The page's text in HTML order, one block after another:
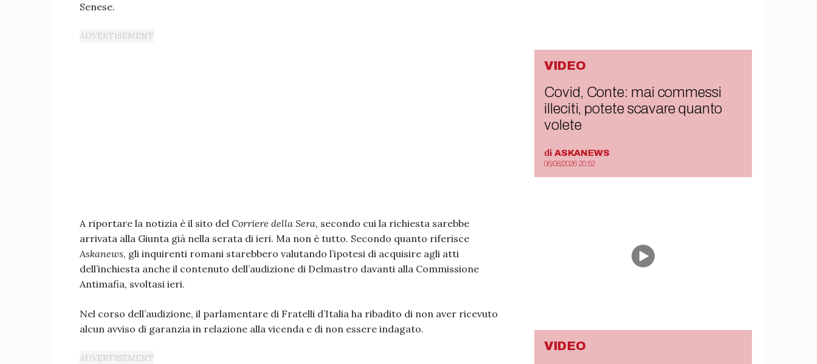
Senese.
A riportare la notizia è il sito del Corriere della Sera, secondo cui la richiesta sarebbe
arrivata alla Giunta già nella serata di ieri. Ma non è tutto. Secondo quanto riferisce
Askanews, gli inquirenti romani starebbero valutando l’ipotesi di acquisire agli atti
dell’inchiesta anche il contenuto dell’audizione di Delmastro davanti alla Commissione
Antimafia, svoltasi ieri.
Nel corso dell’audizione, il parlamentare di Fratelli d’Italia ha ribadito di non aver ricevuto
alcun avviso di garanzia in relazione alla vicenda e di non essere indagato.
VIDEO
Covid, Conte: mai commessi
illeciti, potete scavare quanto
volete
di ASKANEWS
06/08/2026 20:52
VIDEO